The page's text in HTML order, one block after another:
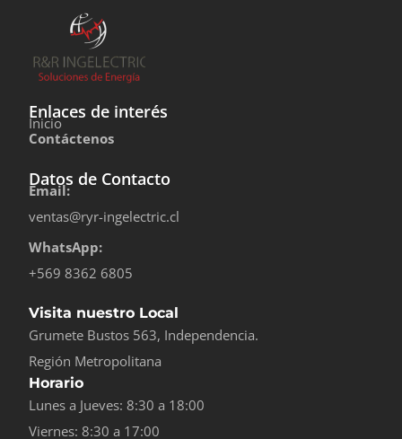
Enlaces de interés
Inicio
Contáctenos
Datos de Contacto
Email:
ventas@ryr-ingelectric.cl
WhatsApp:
+569 8362 6805
Visita nuestro Local
Grumete Bustos 563, Independencia.
Región Metropolitana
Horario
Lunes a Jueves: 8:30 a 18:00
Viernes: 8:30 a 17:00